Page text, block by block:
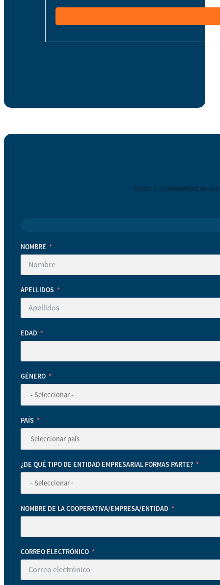
Únete a la comunidad de
NOMBRE
APELLIDOS
EDAD
GÉNERO
PAÍS
¿DE QUÉ TIPO DE ENTIDAD EMPRESARIAL FORMAS PARTE?
NOMBRE DE LA COOPERATIVA/EMPRESA/ENTIDAD
CORREO ELECTRÓNICO